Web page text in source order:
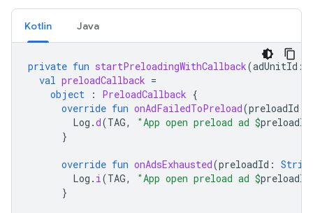
Kotlin Java
private fun startPreloadingWithCallback(adUnitId :
val preloadCallback =
object
: PreloadCallback {
override fun onAdFailedToPreload(preloadId
Log .d(TAG, "App open preload ad $preloadId
}
override fun onAdsExhausted(preloadId :
Log . i(TAG, "App open preload ad $preloadId
}